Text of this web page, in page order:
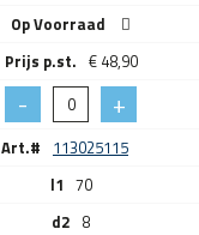
Op Voorraad
€48,90
Art.# 113025115
l1 70
d2 8